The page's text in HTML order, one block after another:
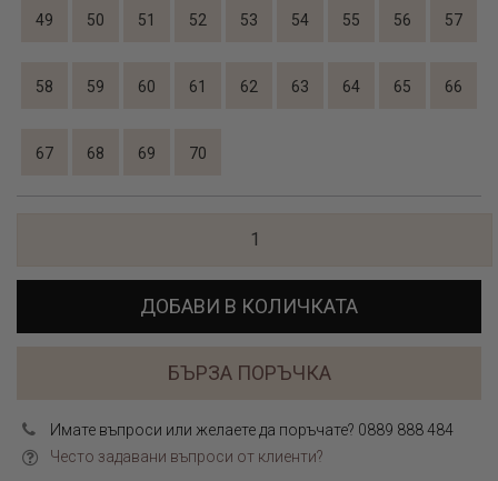
49 50 51 52 53 54 55 56 57
58 59 60 61 62 63 64 65 66
67 68 69 70
ДОБАВИ В КОЛИЧКАТА
БЪРЗА ПОРЪЧКА
Имате въпроси или желаете да поръчате? 0889 888 484
Често задавани въпроси от клиенти?